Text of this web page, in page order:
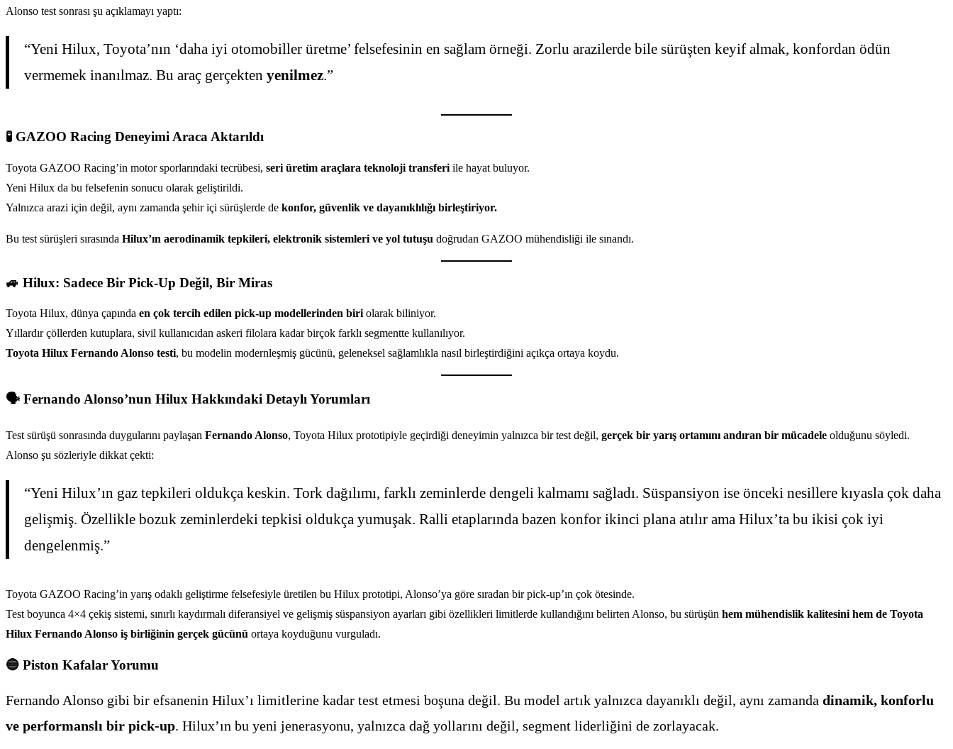
Alonso test sonrası şu açıklamayı yaptı:
“Yeni Hilux, Toyota’nın ‘daha iyi otomobiller üretme’ felsefesinin en sağlam örneği. Zorlu arazilerde bile sürüşten keyif almak, konfordan ödün
vermemek inanılmaz. Bu araç gerçektenyenilmez.”
🧪 GAZOO Racing Deneyimi Araca Aktarıldı
Toyota GAZOO Racing’in motor sporlarındaki tecrübesi, seri üretim araçlara teknoloji transferi ile hayat buluyor.
Yeni Hilux da bu felsefenin sonucu olarak geliştirildi.
Yalnızca arazi için değil, aynı zamanda şehir içi sürüşlerde de konfor, güvenlik ve dayanıklılığı birleştiriyor.
Bu test sürüşleri sırasında Hilux’ın aerodinamik tepkileri, elektronik sistemleri ve yol tutuşu doğrudan GAZOO mühendisliği ile sınandı.
🚙 Hilux: Sadece Bir Pick-Up Değil, Bir Miras
Toyota Hilux, dünya çapında en çok tercih edilen pick-up modellerinden biri olarak biliniyor.
Yıllardır çöllerden kutuplara, sivil kullanıcıdan askeri filolara kadar birçok farklı segmentte kullanılıyor.
Toyota Hilux Fernando Alonso testi, bu modelin modernleşmiş gücünü, geleneksel sağlamlıkla nasıl birleştirdiğini açıkça ortaya koydu.
🗣️ Fernando Alonso’nun Hilux Hakkındaki Detaylı Yorumları
Test sürüşü sonrasında duygularını paylaşan Fernando Alonso, Toyota Hilux prototipiyle geçirdiği deneyimin yalnızca bir test değil, gerçek bir yarış ortamını andıran bir mücadele olduğunu söyledi.
Alonso şu sözleriyle dikkat çekti:
“Yeni Hilux’ın gaz tepkileri oldukça keskin. Tork dağılımı, farklı zeminlerde dengeli kalmamı sağladı. Süspansiyon ise önceki nesillere kıyasla çok daha
gelişmiş. Özellikle bozuk zeminlerdeki tepkisi oldukça yumuşak. Ralli etaplarında bazen konfor ikinci plana atılır ama Hilux’ta bu ikisi çok iyi
dengelenmiş.”
Toyota GAZOO Racing’in yarış odaklı geliştirme felsefesiyle üretilen bu Hilux prototipi, Alonso’ya göre sıradan bir pick-up’ın çok ötesinde.
Test boyunca 4×4 çekiş sistemi, sınırlı kaydırmalı diferansiyel ve gelişmiş süspansiyon ayarları gibi özellikleri limitlerde kullandığını belirten Alonso, bu sürüşün hem mühendislik kalitesini hem de Toyota
Hilux Fernando Alonso iş birliğinin gerçek gücünü ortaya koyduğunu vurguladı.
🔵 Piston Kafalar Yorumu
Fernando Alonso gibi bir efsanenin Hilux’ı limitlerine kadar test etmesi boşuna değil. Bu model artık yalnızca dayanıklı değil, aynı zamanda dinamik, konforlu
ve performanslı bir pick-up. Hilux’ın bu yeni jenerasyonu, yalnızca dağ yollarını değil, segment liderliğini de zorlayacak.